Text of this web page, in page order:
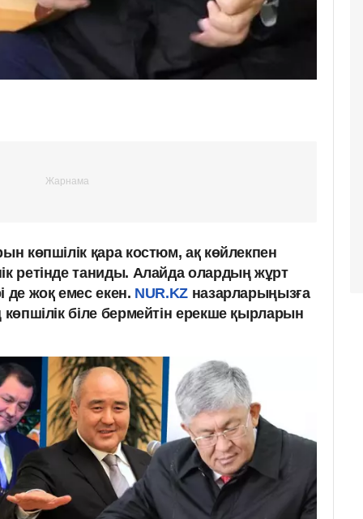
көпшілік қара костюм, ақ көйлекпен
ретінде таниды. Алайда олардың жұрт
де жоқ емес екен. NUR.KZ назарларыңызға
көпшілік біле бермейтін ерекше қырларын